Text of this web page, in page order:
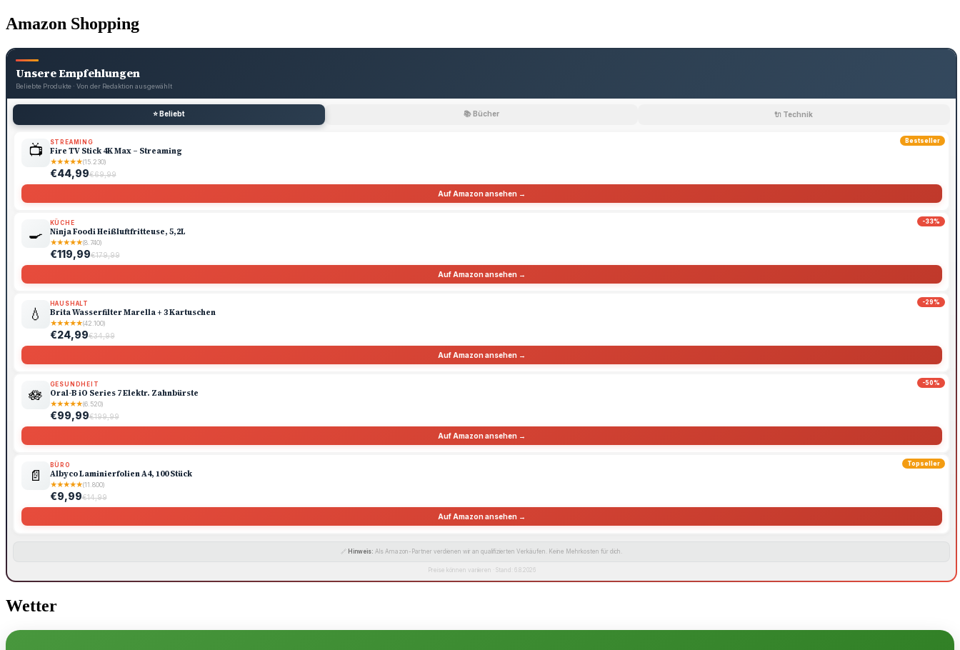
Amazon Shopping
Unsere Empfehlungen
Beliebte Produkte · Von der Redaktion ausgewählt
⭐ Beliebt 📚 Bücher 🔌 Technik
Bestseller
📺 STREAMING
Fire TV Stick 4K Max – Streaming
★★★★★(15.230)
€44,99€69,99
Auf Amazon ansehen →
-33%
🍳
KÜCHE
Ninja Foodi Heißluftfritteuse, 5,2L
★★★★★(8.740)
€119,99€179,99
Auf Amazon ansehen →
-29%
💧
HAUSHALT
Brita Wasserfilter Marella + 3 Kartuschen
★★★★★(42.100)
€24,99€34,99
Auf Amazon ansehen →
-50%
🪷
GESUNDHEIT
Oral-B iO Series 7 Elektr. Zahnbürste
★★★★★(6.520)
€99,99€199,99
Auf Amazon ansehen →
Topseller
📄
BÜRO
Albyco Laminierfolien A4, 100 Stück
★★★★★(11.800)
€9,99€14,99
Auf Amazon ansehen →
🔗 Hinweis: Als Amazon-Partner verdienen wir an qualifizierten Verkäufen. Keine Mehrkosten für dich.
Preise können variieren · Stand: 6.8.2026
Wetter